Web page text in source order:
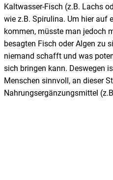
Kaltwasser-Fisch (z.B. Lachs
wie z.B. Spirulina. Um hier auf
kommen, müsste man jedoch
besagten Fisch oder Algen zu
niemand schafft und was
sich bringen kann. Deswegen
Menschen sinnvoll, an dieser
Nahrungsergänzungsmittel